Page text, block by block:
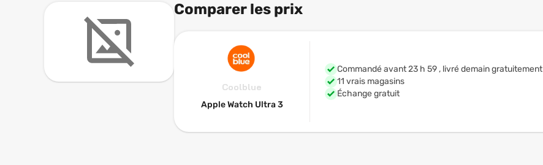
Comparer les prix
Coolblue
Apple Watch Ultra 3
Commandé avant 23 h 59 , livré demain gratuitement
11 vrais magasins
Échange gratuit